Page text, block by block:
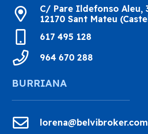
C/ Pare Ildefonso Aleu,
12170 Sant Mateu
617 495 128
964 670 288
BURRIANA
lorena@belvibroker.com